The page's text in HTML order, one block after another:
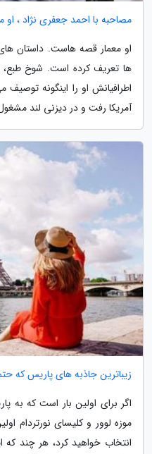
مصاحبه با احمد جعفری نژاد ، او
او معمار قصه هاست. داستان
ها تعریف کرده است. شوخ طبع،
اطرافیانش او را اینگونه
آمریکا رفت و در دیزنی لند
زیباترین جاذبه های پاریس که
اگر برای اولین بار است که به
موزه لوور و کلیسای نورتردام
انتخاب خواهید کرد، هر چند که